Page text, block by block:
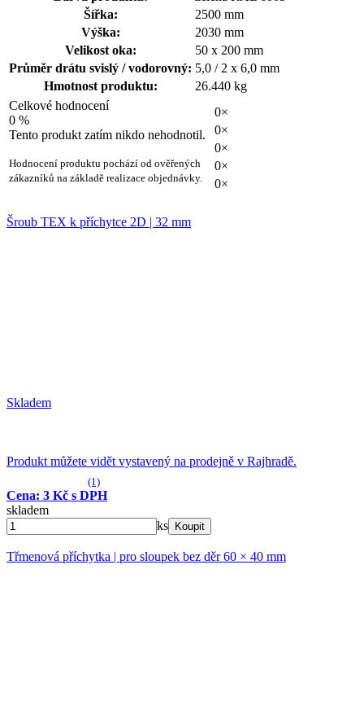
Šířka:
2500 mm
Výška:
2030 mm
Velikost oka:
50 x 200 mm
Průměr drátu svislý / vodorovný: 5,0 / 2 x 6,0 mm
Hmotnost produktu:
26.440 kg
Celkové hodnocení
0 %
Tento produkt zatím nikdo nehodnotil.
Hodnocení produktu pochází od ověřených
zákazníků na základě realizace objednávky.
0×
0×
0×
0×
0×
Šroub TEX k příchytce 2D | 32 mm
Skladem
Produkt můžete vidět vystavený na prodejně v Rajhradě.
(1)
Cena: 3 Kč s DPH
skladem
ks
Koupit
Třmenová příchytka | pro sloupek bez děr 60 × 40 mm